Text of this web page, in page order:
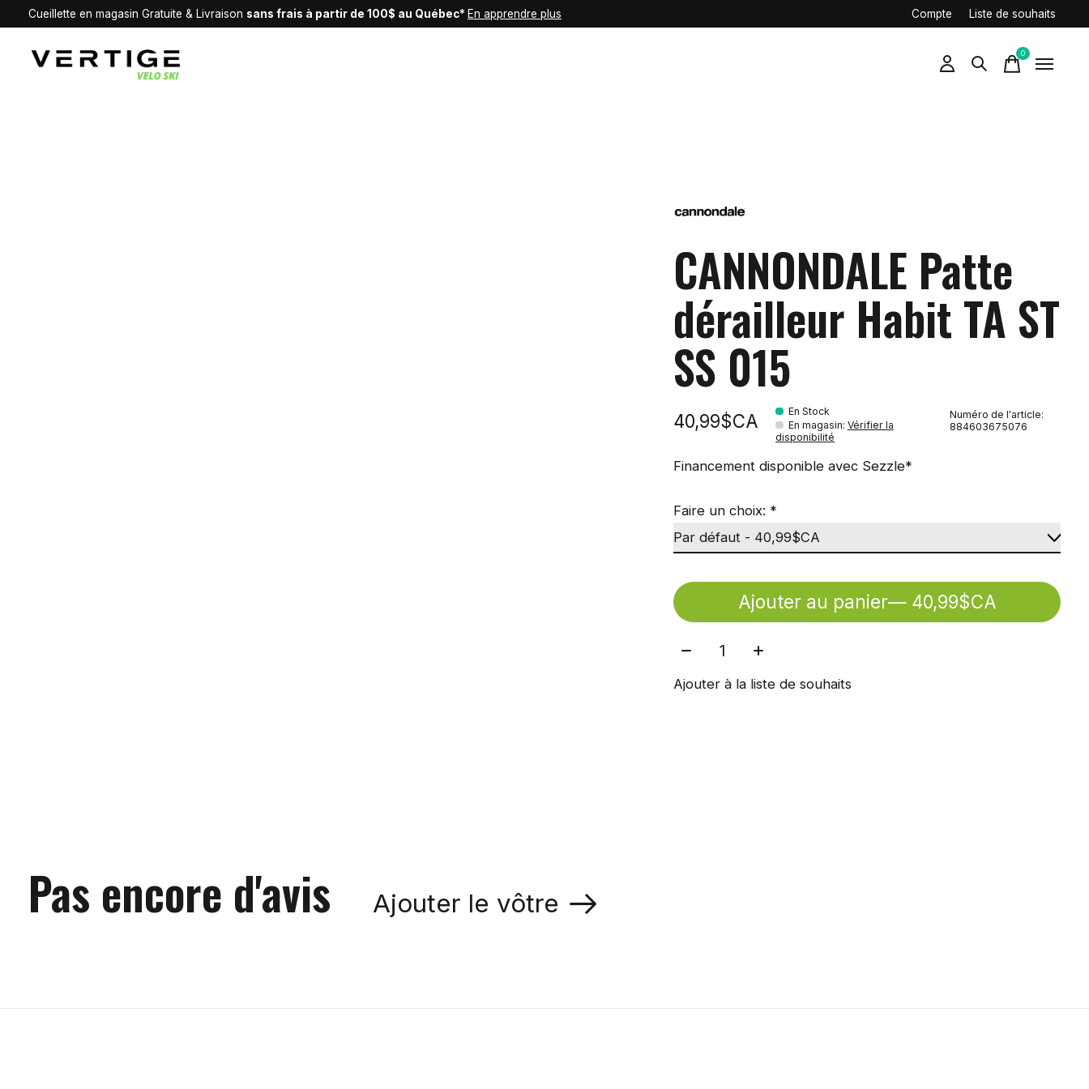
Cueillette en magasin Gratuite & Livraison sans frais à partir de 100$ au Québec* En apprendre plus Compte Liste de souhaits
0items
CANNONDALE Patte
dérailleur Habit TA ST
SS 015
40,99$CA
En Stock
En magasin: Vérifier la
disponibilité
Numéro de l'article:
884603675076
Financement disponible avec Sezzle*
Faire un choix: *
Ajouter au panier
— 40,99$CA
Quantité:
Ajouter à la liste de souhaits
Pas encore d'avis Ajouter le vôtre